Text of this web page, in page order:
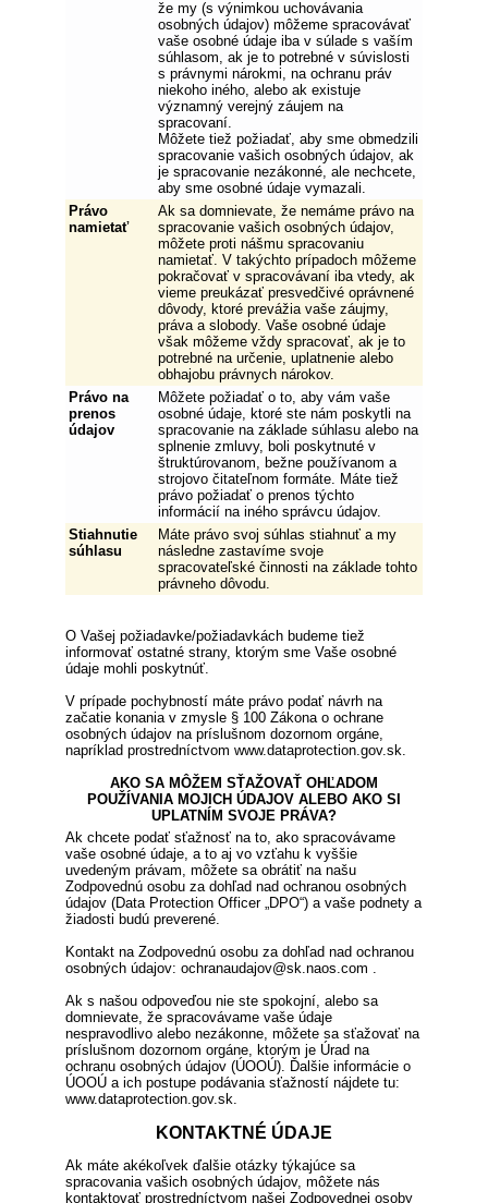
že my (s výnimkou uchovávania
osobných údajov) môžeme spracovávať
vaše osobné údaje iba v súlade s vaším
súhlasom, ak je to potrebné v súvislosti
s právnymi nárokmi, na ochranu práv
niekoho iného, alebo ak existuje
významný verejný záujem na
spracovaní.
Môžete tiež požiadať, aby sme obmedzili
spracovanie vašich osobných údajov, ak
je spracovanie nezákonné, ale nechcete,
aby sme osobné údaje vymazali.
Právo
namietať
Ak sa domnievate, že nemáme právo na
spracovanie vašich osobných údajov,
môžete proti nášmu spracovaniu
namietať. V takýchto prípadoch môžeme
pokračovať v spracovávaní iba vtedy, ak
vieme preukázať presvedčivé oprávnené
dôvody, ktoré prevážia vaše záujmy,
práva a slobody. Vaše osobné údaje
však môžeme vždy spracovať, ak je to
potrebné na určenie, uplatnenie alebo
obhajobu právnych nárokov.
Právo na
prenos
údajov
Môžete požiadať o to, aby vám vaše
osobné údaje, ktoré ste nám poskytli na
spracovanie na základe súhlasu alebo na
splnenie zmluvy, boli poskytnuté v
štruktúrovanom, bežne používanom a
strojovo čitateľnom formáte. Máte tiež
právo požiadať o prenos týchto
informácií na iného správcu údajov.
Stiahnutie
súhlasu
Máte právo svoj súhlas stiahnuť a my
následne zastavíme svoje
spracovateľské činnosti na základe tohto
právneho dôvodu.
O Vašej požiadavke/požiadavkách budeme tiež
informovať ostatné strany, ktorým sme Vaše osobné
údaje mohli poskytnúť.
V prípade pochybností máte právo podať návrh na
začatie konania v zmysle § 100 Zákona o ochrane
osobných údajov na príslušnom dozornom orgáne,
napríklad prostredníctvom www.dataprotection.gov.sk.
AKO SA MÔŽEM SŤAŽOVAŤ OHĽADOM
POUŽÍVANIA MOJICH ÚDAJOV ALEBO AKO SI
UPLATNÍM SVOJE PRÁVA?
Ak chcete podať sťažnosť na to, ako spracovávame
vaše osobné údaje, a to aj vo vzťahu k vyššie
uvedeným právam, môžete sa obrátiť na našu
Zodpovednú osobu za dohľad nad ochranou osobných
údajov (Data Protection Officer „DPO“) a vaše podnety a
žiadosti budú preverené.
Kontakt na Zodpovednú osobu za dohľad nad ochranou
osobných údajov: ochranaudajov@sk.naos.com .
Ak s našou odpoveďou nie ste spokojní, alebo sa
domnievate, že spracovávame vaše údaje
nespravodlivo alebo nezákonne, môžete sa sťažovať na
príslušnom dozornom orgáne, ktorým je Úrad na
ochranu osobných údajov (ÚOOÚ). Ďalšie informácie o
ÚOOÚ a ich postupe podávania sťažností nájdete tu:
www.dataprotection.gov.sk.
KONTAKTNÉ ÚDAJE
Ak máte akékoľvek ďalšie otázky týkajúce sa
spracovania vašich osobných údajov, môžete nás
kontaktovať prostredníctvom našej Zodpovednej osoby